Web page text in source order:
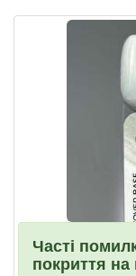
Часті
покриття на